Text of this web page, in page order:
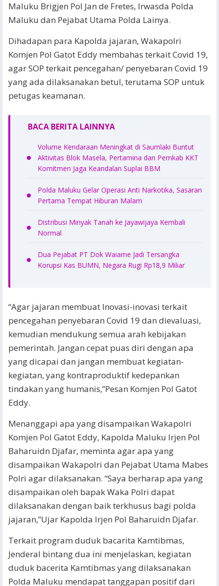
Maluku Brigjen Pol Jan de Fretes, Irwasda Polda
Maluku dan Pejabat Utama Polda Lainya.
Dihadapan para Kapolda jajaran, Wakapolri
Komjen Pol Gatot Eddy membahas terkait Covid 19,
agar SOP terkait pencegahan/ penyebaran Covid 19
yang ada dilaksanakan betul, terutama SOP untuk
petugas keamanan.
BACA BERITA LAINNYA
Volume Kendaraan Meningkat di Saumlaki Buntut
Aktivitas Blok Masela, Pertamina dan Pemkab KKT
Komitmen Jaga Keandalan Suplai BBM
Polda Maluku Gelar Operasi Anti Narkotika, Sasaran
Pertama Tempat Hiburan Malam
Distribusi Minyak Tanah ke Jayawijaya Kembali
Normal
Dua Pejabat PT Dok Waiame Jadi Tersangka
Korupsi Kas BUMN, Negara Rugi Rp18,9 Miliar
“Agar jajaran membuat Inovasi-inovasi terkait
pencegahan penyebaran Covid 19 dan dievaluasi,
kemudian mendukung semua arah kebijakan
pemerintah. Jangan cepat puas diri dengan apa
yang dicapai dan jangan membuat kegiatan-
kegiatan, yang kontraproduktif kedepankan
tindakan yang humanis,”Pesan Komjen Pol Gatot
Eddy.
Menanggapi apa yang disampaikan Wakapolri
Komjen Pol Gatot Eddy, Kapolda Maluku Irjen Pol
Baharuidn Djafar, meminta agar apa yang
disampaikan Wakapolri dan Pejabat Utama Mabes
Polri agar dilaksanakan. “Saya berharap apa yang
disampaikan oleh bapak Waka Polri dapat
dilaksanakan dengan baik terkhusus bagi polda
jajaran,”Ujar Kapolda Irjen Pol Baharuidn Djafar.
Terkait program duduk bacarita Kamtibmas,
Jenderal bintang dua ini menjelaskan, kegiatan
duduk bacerita Kamtibmas yang dilaksanakan
Polda Maluku mendapat tanggapan positif dari